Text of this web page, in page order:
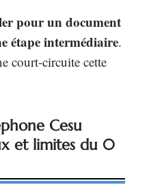
pour un document
étape intermédiaire.
court-circuite cette
Cesu
et limites du 0